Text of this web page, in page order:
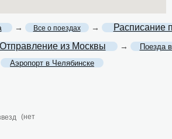
→ Все о поездах → Расписание
Отправление из Москвы → Поезда
Аэропорт в Челябинске
(нет